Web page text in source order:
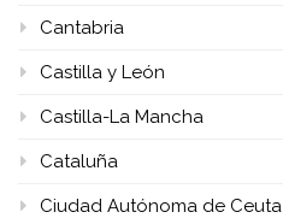
Cantabria
Castilla y León
Castilla-La Mancha
Cataluña
Ciudad Autónoma de Ceuta